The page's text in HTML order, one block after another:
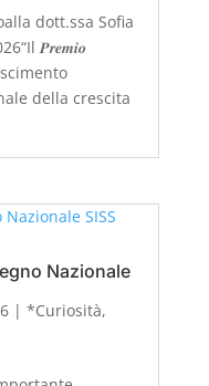
dott.ssa Sofia
𝑷𝒓𝒆𝒎𝒊𝒐
della crescita
Nazionale
| *Curiosità,